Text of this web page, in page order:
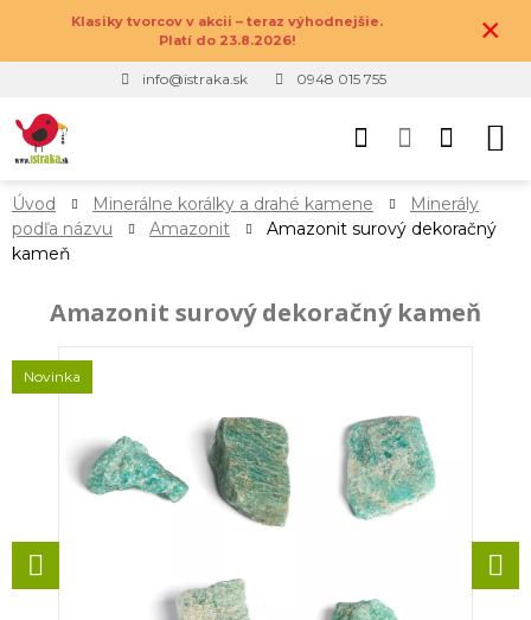
Klasiky tvorcov v akcii – teraz výhodnejšie.
Platí do 23.8.2026!
×
info@istraka.sk 0948 015 755
Úvod Minerálne korálky a drahé kamene
Minerály
podľa názvu
Amazonit
Amazonit surový dekoračný
kameň
Amazonit surový dekoračný kameň
Novinka